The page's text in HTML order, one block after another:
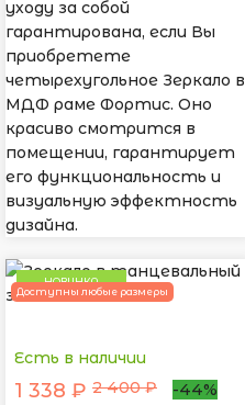
уходу за собой
гарантирована, если Вы
приобретете
четырехугольное Зеркало в
МДФ раме Фортис. Оно
красиво смотрится в
помещении, гарантирует
его функциональность и
визуальную эффектность
дизайна.
НОВИНКА
Доступны любые размеры
Есть в наличии
1 338 ₽ 2 400 ₽
-44%